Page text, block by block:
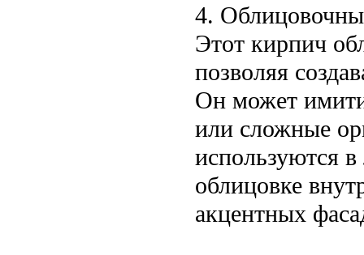
4.
Этот кирпич
позволяя
Он может
или сложные
используются
облицовке
акцентных